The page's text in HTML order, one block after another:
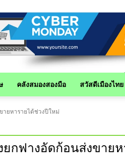
คลังสมองสองมือ สวัสดีเมืองไทย
ยหารายได้ช่วงปีใหม่
กฟางอัดก้อนส่งขาย